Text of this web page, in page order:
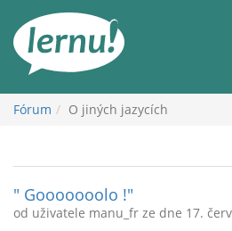
obsahu
Fórum O jiných jazycích
" Gooooooolo !"
od uživatele manu_fr ze dne 17.